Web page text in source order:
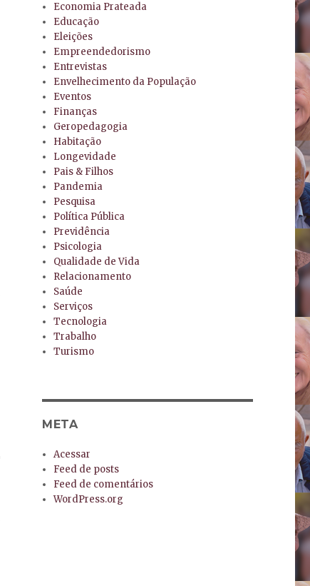
Economia Prateada
Educação
Eleições
Empreendedorismo
Entrevistas
Envelhecimento da População
Eventos
Finanças
Geropedagogia
Habitação
Longevidade
Pais & Filhos
Pandemia
Pesquisa
Política Pública
Previdência
Psicologia
Qualidade de Vida
Relacionamento
Saúde
Serviços
Tecnologia
Trabalho
Turismo
META
Acessar
Feed de posts
Feed de comentários
WordPress.org